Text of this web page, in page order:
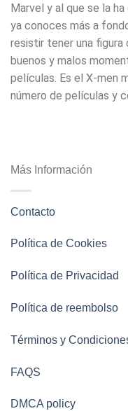
Marvel y al que se la
ya conoces más a
resistir tener una
buenos y malos
películas. Es el X-men
número de películas y
Más Información
Contacto
Política de Cookies
Política de Privacidad
Política de reembolso
Términos y
FAQS
DMCA policy